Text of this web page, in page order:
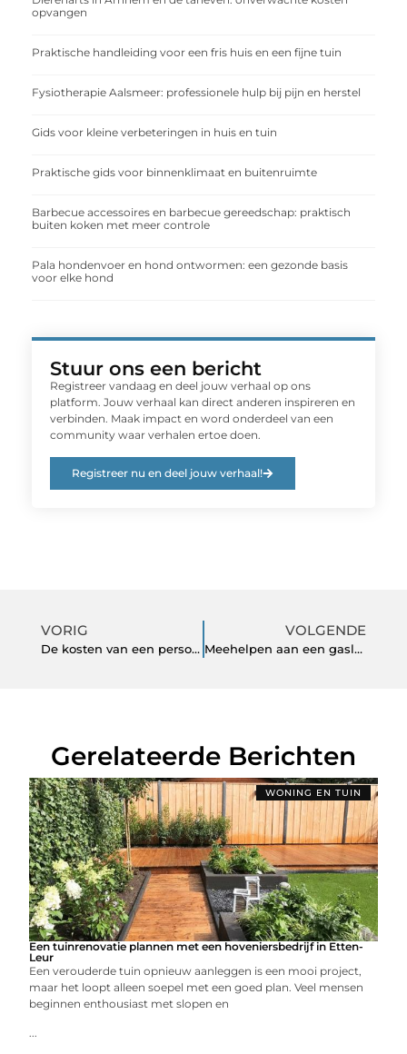
opvangen
Praktische handleiding voor een fris huis en een fijne tuin
Fysiotherapie Aalsmeer: professionele hulp bij pijn en herstel
Gids voor kleine verbeteringen in huis en tuin
Praktische gids voor binnenklimaat en buitenruimte
Barbecue accessoires en barbecue gereedschap: praktisch
buiten koken met meer controle
Pala hondenvoer en hond ontwormen: een gezonde basis
voor elke hond
Stuur ons een bericht
Registreer vandaag en deel jouw verhaal op ons
platform. Jouw verhaal kan direct anderen inspireren en
verbinden. Maak impact en word onderdeel van een
community waar verhalen ertoe doen.
Registreer nu en deel jouw verhaal!
VORIG
De kosten van een personal trainer in Arnhem
VOLGENDE
Meehelpen aan een gasloos Nederland
Gerelateerde Berichten
WONING EN TUIN
Een tuinrenovatie plannen met een hoveniersbedrijf in Etten-
Leur
Een verouderde tuin opnieuw aanleggen is een mooi project,
maar het loopt alleen soepel met een goed plan. Veel mensen
beginnen enthousiast met slopen en
...